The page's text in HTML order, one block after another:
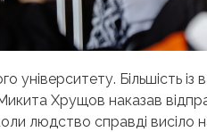
університету. Більшість
Хрущов наказав
людство справді висіло